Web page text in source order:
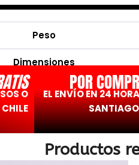
Peso
Dimensiones
O
POR
EL ENVÍO EN 24
Productos